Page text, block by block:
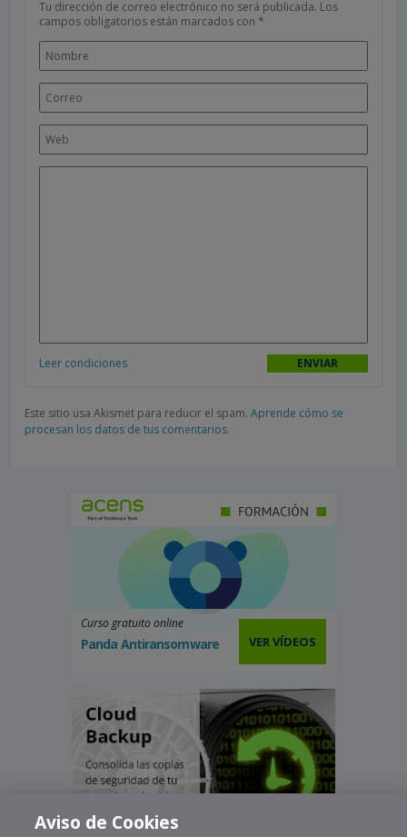
Tu dirección de correo electrónico no será publicada. Los
campos obligatorios están marcados con *
Leer condiciones
Este sitio usa Akismet para reducir el spam. Aprende cómo se
procesan los datos de tus comentarios.
Curso gratuito online
Panda Antiransomware VER VÍDEOS
Aviso de Cookies